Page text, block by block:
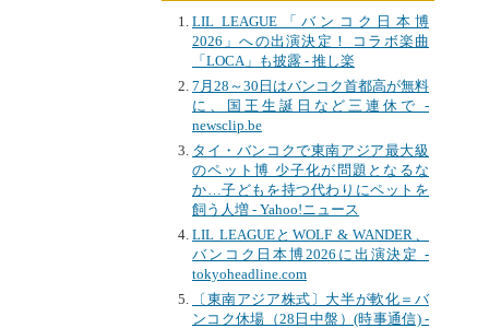
LIL LEAGUE「バンコク日本博
2026」への出演決定！ コラボ楽曲
「LOCA」も披露 - 推し楽
7月28～30日はバンコク首都高が無料
に、国王生誕日など三連休で -
newsclip.be
タイ・バンコクで東南アジア最大級
のペット博 少子化が問題となるな
か…子どもを持つ代わりにペットを
飼う人増 - Yahoo!ニュース
LIL LEAGUEとWOLF & WANDER、
バンコク日本博2026に出演決定 -
tokyoheadline.com
〔東南アジア株式〕大半が軟化＝バ
ンコク休場（28日中盤）(時事通信) -